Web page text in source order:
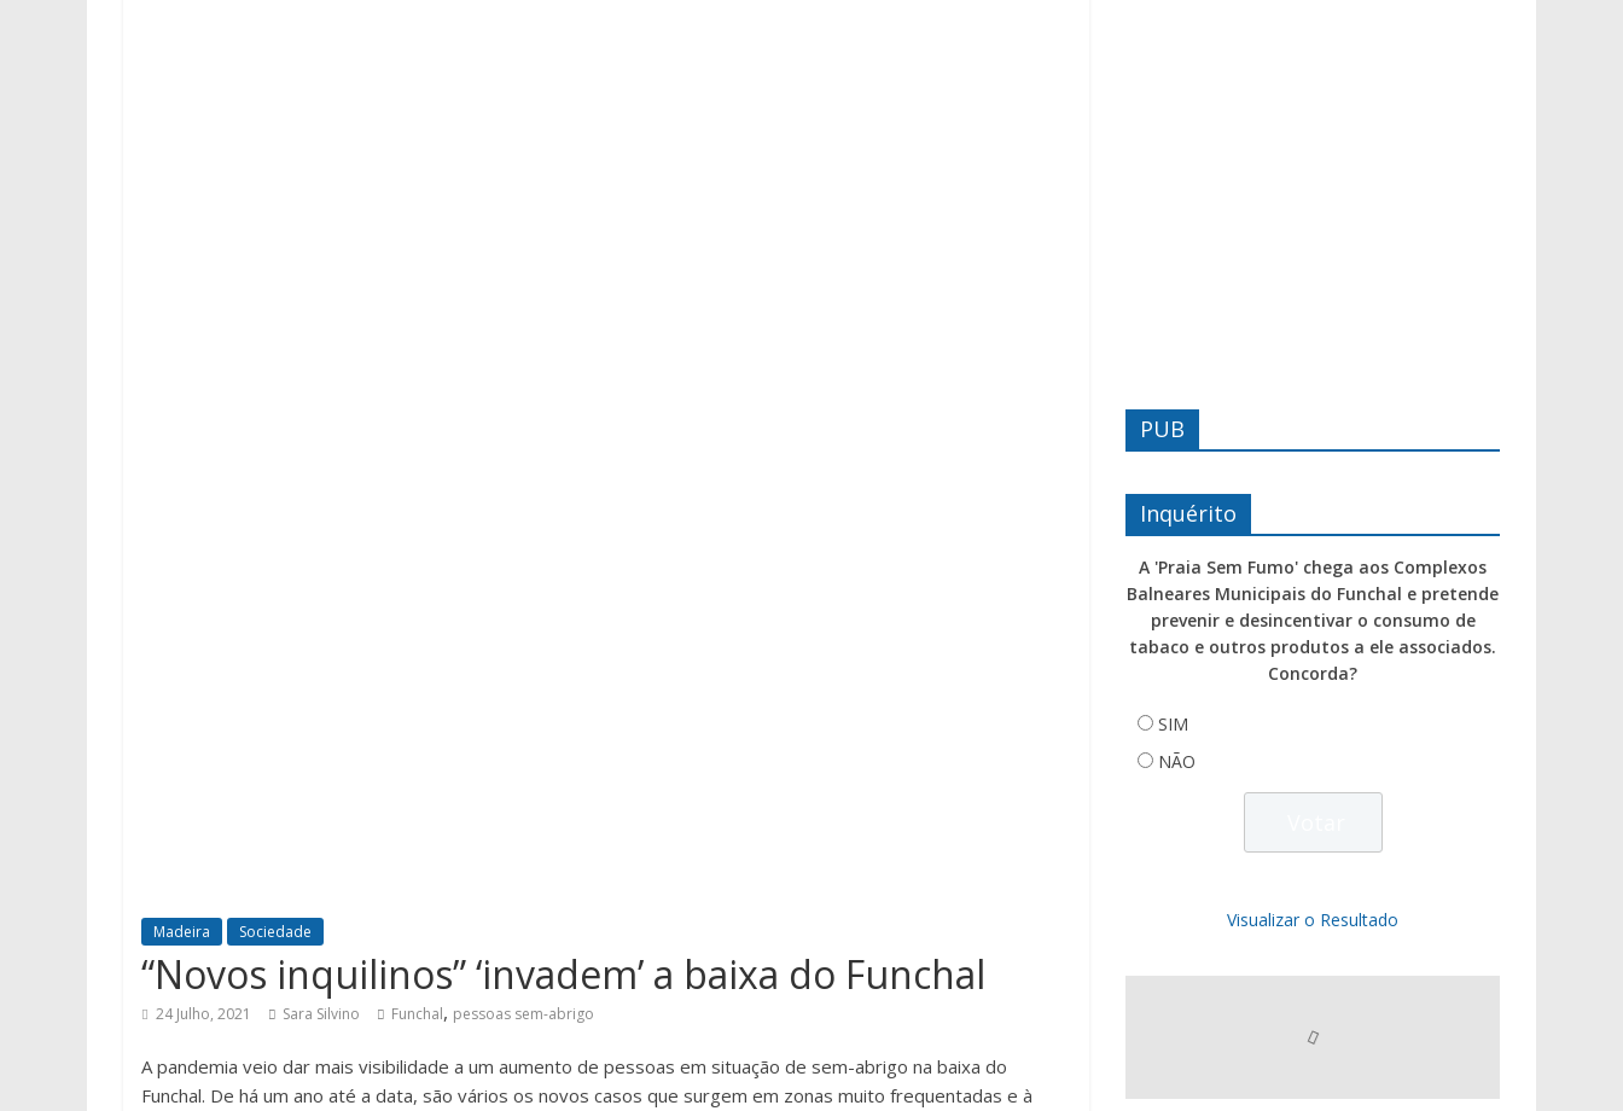
Madeira Sociedade
“Novos inquilinos” ‘invadem’ a baixa do Funchal
24 Julho, 2021 Sara Silvino Funchal, pessoas sem-abrigo
A pandemia veio dar mais visibilidade a um aumento de pessoas em situação de sem-abrigo na baixa do
Funchal. De há um ano até a data, são vários os novos casos que surgem em zonas muito frequentadas e à
PUB
Inquérito
A 'Praia Sem Fumo' chega aos Complexos
Balneares Municipais do Funchal e pretende
prevenir e desincentivar o consumo de
tabaco e outros produtos a ele associados.
Concorda?
SIM
NÃO
Visualizar o Resultado